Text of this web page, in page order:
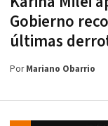
Gobierno
últimas
PorMariano Obarrio